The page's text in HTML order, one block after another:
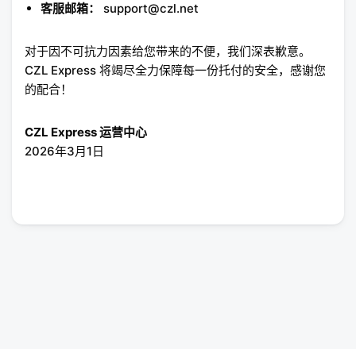
客服邮箱：
support@czl.net
对于因不可抗力因素给您带来的不便，我们深表歉意。
CZL Express 将竭尽全力保障每一份托付的安全，感谢您
的配合！
CZL Express 运营中心
2026年3月1日